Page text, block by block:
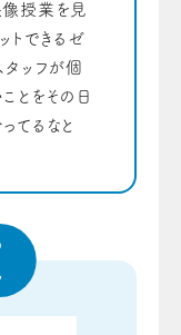
像授業を見
トできるゼ
タッフが個
とをその日
てるなと